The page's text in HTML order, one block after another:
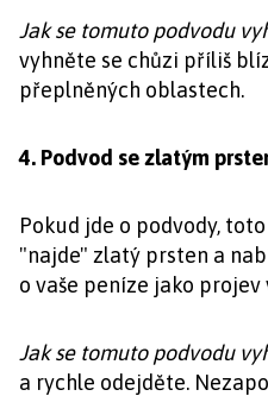
Jak se tomuto podvodu
vyhněte se chůzi příliš
přeplněných oblastech.
4. Podvod se zlatým
Pokud jde o podvody,
"najde" zlatý prsten a
o vaše peníze jako projev
Jak se tomuto podvodu
a rychle odejděte.